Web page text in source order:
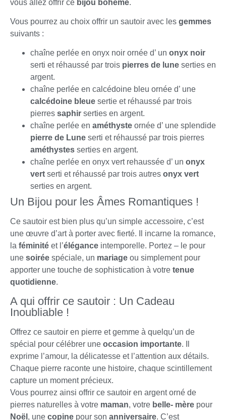
vous allez offrir ce bijou bohème.
Vous pourrez au choix offrir un sautoir avec les gemmes
suivants :
chaîne perlée en onyx noir ornée d’ un onyx noir
serti et réhaussé par trois pierres de lune serties en
argent.
chaîne perlée en calcédoine bleu ornée d’ une
calcédoine bleue sertie et réhaussé par trois
pierres saphir serties en argent.
chaîne perlée en améthyste ornée d’ une splendide
pierre de Lune serti et réhaussé par trois pierres
améthystes serties en argent.
chaîne perlée en onyx vert rehaussée d’ un onyx
vert serti et réhaussé par trois autres onyx vert
serties en argent.
Un Bijou pour les Âmes Romantiques !
Ce sautoir est bien plus qu’un simple accessoire, c’est
une œuvre d’art à porter avec fierté. Il incarne la romance,
la féminité et l’élégance intemporelle. Portez – le pour
une soirée spéciale, un mariage ou simplement pour
apporter une touche de sophistication à votre tenue
quotidienne.
A qui offrir ce sautoir : Un Cadeau
Inoubliable !
Offrez ce sautoir en pierre et gemme à quelqu’un de
spécial pour célébrer une occasion importante. Il
exprime l’amour, la délicatesse et l’attention aux détails.
Chaque pierre raconte une histoire, chaque scintillement
capture un moment précieux.
Vous pourrez ainsi offrir ce sautoir en argent orné de
pierres naturelles à votre maman, votre belle- mère pour
Noël , une copine pour son anniversaire. C’est